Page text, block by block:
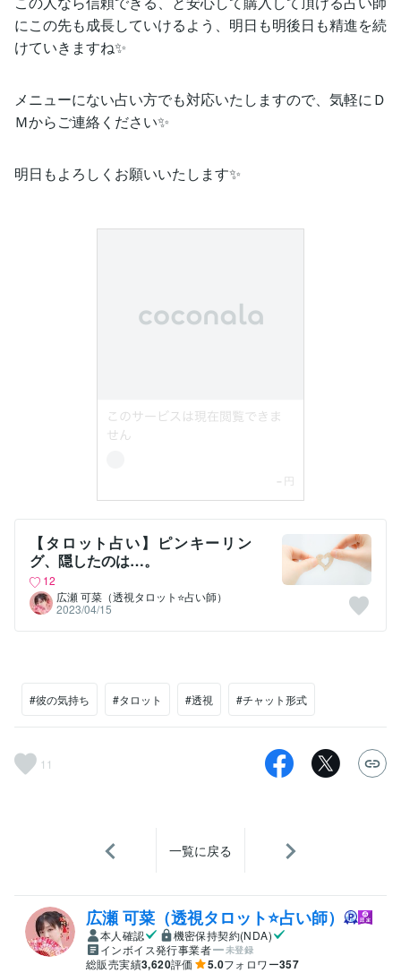
にこの先も成長していけるよう、明日も明後日も精進を続
けていきますね✨
メニューにない占い方でも対応いたしますので、気軽にＤ
Ｍからご連絡ください✨
明日もよろしくお願いいたします✨
【タロット占い】ピンキーリン
グ、隠したのは…。
12
広瀬 可菜（透視タロット⭐占い師）
2023/04/15
#彼の気持ち #タロット #透視 #チャット形式
11
一覧に戻る
広瀬 可菜（透視タロット⭐占い師）
本人確認
機密保持契約(NDA)
インボイス発行事業者
未登録
総販売実績3,620評価 5.0フォロワー357